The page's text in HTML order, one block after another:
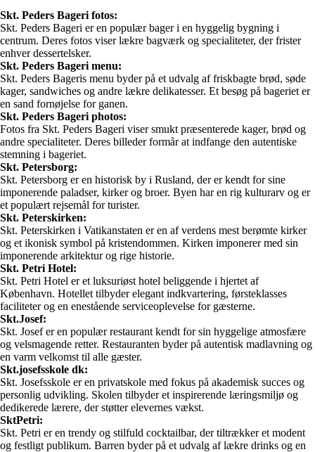
Skt. Peders Bageri fotos:
Skt. Peders Bageri er en populær bager i en hyggelig bygning i
centrum. Deres fotos viser lækre bagværk og specialiteter, der frister
enhver dessertelsker.
Skt. Peders Bageri menu:
Skt. Peders Bageris menu byder på et udvalg af friskbagte brød, søde
kager, sandwiches og andre lækre delikatesser. Et besøg på bageriet er
en sand fornøjelse for ganen.
Skt. Peders Bageri photos:
Fotos fra Skt. Peders Bageri viser smukt præsenterede kager, brød og
andre specialiteter. Deres billeder formår at indfange den autentiske
stemning i bageriet.
Skt. Petersborg:
Skt. Petersborg er en historisk by i Rusland, der er kendt for sine
imponerende paladser, kirker og broer. Byen har en rig kulturarv og er
et populært rejsemål for turister.
Skt. Peterskirken:
Skt. Peterskirken i Vatikanstaten er en af verdens mest berømte kirker
og et ikonisk symbol på kristendommen. Kirken imponerer med sin
imponerende arkitektur og rige historie.
Skt. Petri Hotel:
Skt. Petri Hotel er et luksuriøst hotel beliggende i hjertet af
København. Hotellet tilbyder elegant indkvartering, førsteklasses
faciliteter og en enestående serviceoplevelse for gæsterne.
Skt.Josef:
Skt. Josef er en populær restaurant kendt for sin hyggelige atmosfære
og velsmagende retter. Restauranten byder på autentisk madlavning og
en varm velkomst til alle gæster.
Skt.josefsskole dk:
Skt. Josefsskole er en privatskole med fokus på akademisk succes og
personlig udvikling. Skolen tilbyder et inspirerende læringsmiljø og
dedikerede lærere, der støtter elevernes vækst.
SktPetri:
Skt. Petri er en trendy og stilfuld cocktailbar, der tiltrækker et modent
og festligt publikum. Barren byder på et udvalg af lækre drinks og en